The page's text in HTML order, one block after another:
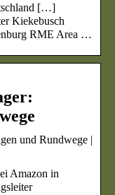
[…]
Kiekebusch
RME Area …
und Rundwege |
Amazon in